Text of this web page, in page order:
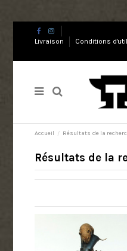
Livraison Conditions
Accueil Résultats de la
Résultats de la